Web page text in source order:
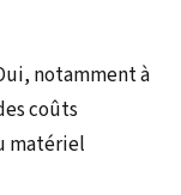
notamment à
coûts
matériel